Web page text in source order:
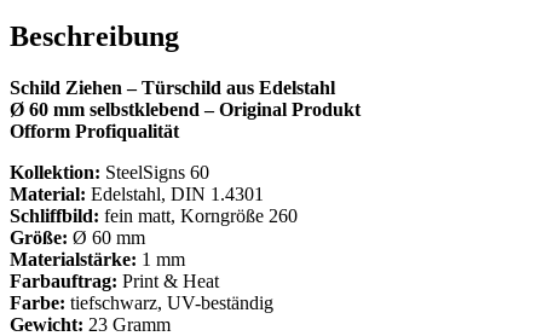
Beschreibung
Schild Ziehen – Türschild aus Edelstahl
Ø 60 mm selbstklebend – Original Produkt
Ofform Profiqualität
Kollektion: SteelSigns 60
Material: Edelstahl, DIN 1.4301
Schliffbild: fein matt, Korngröße 260
Größe: Ø 60 mm
Materialstärke: 1 mm
Farbauftrag: Print & Heat
Farbe: tiefschwarz, UV-beständig
Gewicht: 23 Gramm